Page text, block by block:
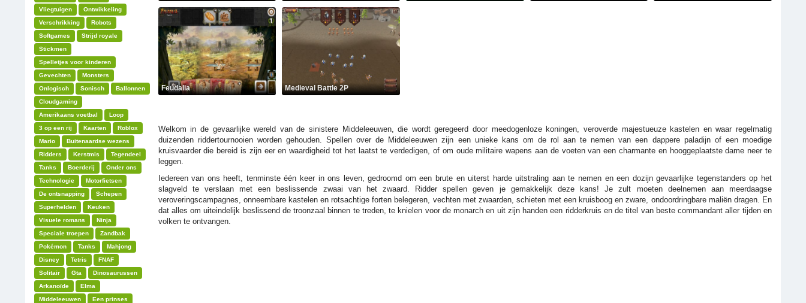
Vliegtuigen
Ontwikkeling
Verschrikking
Robots
Softgames
Strijd royale
Stickmen
Spelletjes voor kinderen
Gevechten
Monsters
Onlogisch
Sonisch
Ballonnen
Cloudgaming
Amerikaans voetbal
Loop
3 op een rij
Kaarten
Roblox
Mario
Buitenaardse wezens
Ridders
Kerstmis
Tegendeel
Tanks
Boerderij
Onder ons
Technologie
Motorfietsen
De ontsnapping
Schepen
Superhelden
Keuken
Visuele romans
Ninja
Speciale troepen
Zandbak
Pokémon
Tanks
Mahjong
Disney
Tetris
FNAF
Solitair
Gta
Dinosaurussen
Arkanoïde
Elma
Middeleeuwen
Een prinses
Feudalia Medieval Battle 2P
Welkom in de gevaarlijke wereld van de sinistere Middeleeuwen, die wordt geregeerd door meedogenloze koningen, veroverde majestueuze kastelen en waar regelmatig
duizenden riddertournooien worden gehouden. Spellen over de Middeleeuwen zijn een unieke kans om de rol aan te nemen van een dappere paladijn of een moedige
kruisvaarder die bereid is zijn eer en waardigheid tot het laatst te verdedigen, of om oude militaire wapens aan de voeten van een charmante en hooggeplaatste dame neer te
leggen.
Iedereen van ons heeft, tenminste één keer in ons leven, gedroomd om een brute en uiterst harde uitstraling aan te nemen en een dozijn gevaarlijke tegenstanders op het
slagveld te verslaan met een beslissende zwaai van het zwaard. Ridder spellen geven je gemakkelijk deze kans! Je zult moeten deelnemen aan meerdaagse
veroveringscampagnes, onneembare kastelen en rotsachtige forten belegeren, vechten met zwaarden, schieten met een kruisboog en zware, ondoordringbare maliën dragen. En
dat alles om uiteindelijk beslissend de troonzaal binnen te treden, te knielen voor de monarch en uit zijn handen een ridderkruis en de titel van beste commandant aller tijden en
volken te ontvangen.